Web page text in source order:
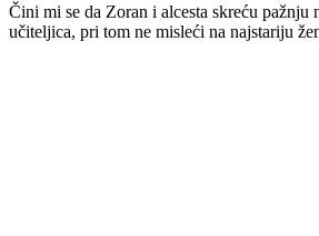
Čini mi se da Zoran i alcesta skreću
učiteljica, pri tom ne misleći na najstariju